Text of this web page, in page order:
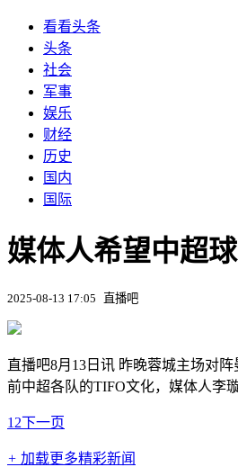
看看头条
头条
社会
军事
娱乐
财经
历史
国内
国际
媒体人希望中超
2025-08-13 17:05 直播吧
直播吧8月13日讯 昨晚蓉城主场对
前中超各队的TIFO文化，媒体人李
1 2下一页
+ 加载更多精彩新闻